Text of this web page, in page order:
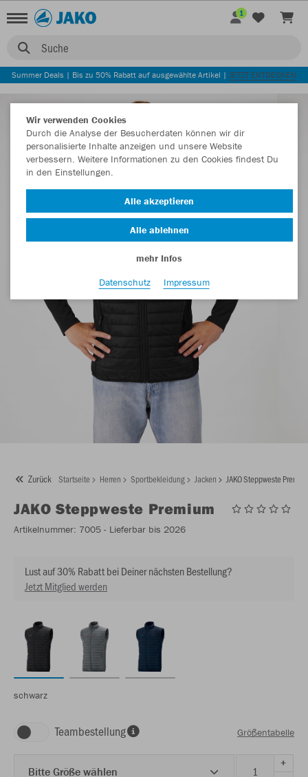
Suche
1
Summer Deals | Bis zu 50% Rabatt auf ausgewählte Artikel | JETZT ENTDECKEN
Zurück Startseite Herren Sportbekleidung Jacken JAKO Steppweste
JAKO Steppweste Premium
Artikelnummer: 7005 - Lieferbar bis 2026
Lust auf 30% Rabatt bei Deiner nächsten Bestellung?
Jetzt Mitglied werden
schwarz
Teambestellung Größentabelle
Bitte Größe wählen
+
Wir verwenden Cookies
Durch die Analyse der Besucherdaten können wir dir
personalisierte Inhalte anzeigen und unsere Website
verbessern. Weitere Informationen zu den Cookies findest Du
in den Einstellungen.
Alle akzeptieren
Alle ablehnen
mehr Infos
Datenschutz
Impressum